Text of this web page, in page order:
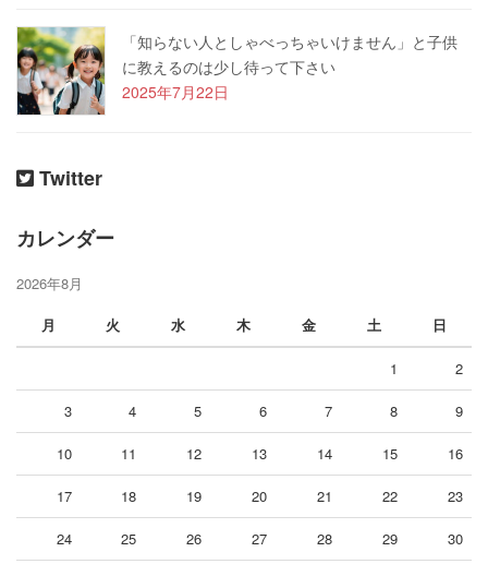
「知らない人としゃべっちゃいけません」と子供
に教えるのは少し待って下さい
2025年7月22日
Twitter
カレンダー
2026年8月
月
火 水 木 金 土 日
1 2
3 4 5 6 7 8 9
10 11 12 13 14 15 16
17 18 19 20 21 22 23
24 25 26 27 28 29 30